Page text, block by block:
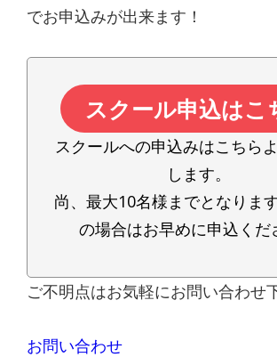
でお申込みが出来ます！
スクール申込はこ
スクールへの申込みはこちら
します。
尚、最大10名様までとなりま
の場合はお早めに申込くだ
ご不明点はお気軽にお問い合わせ
お問い合わせ